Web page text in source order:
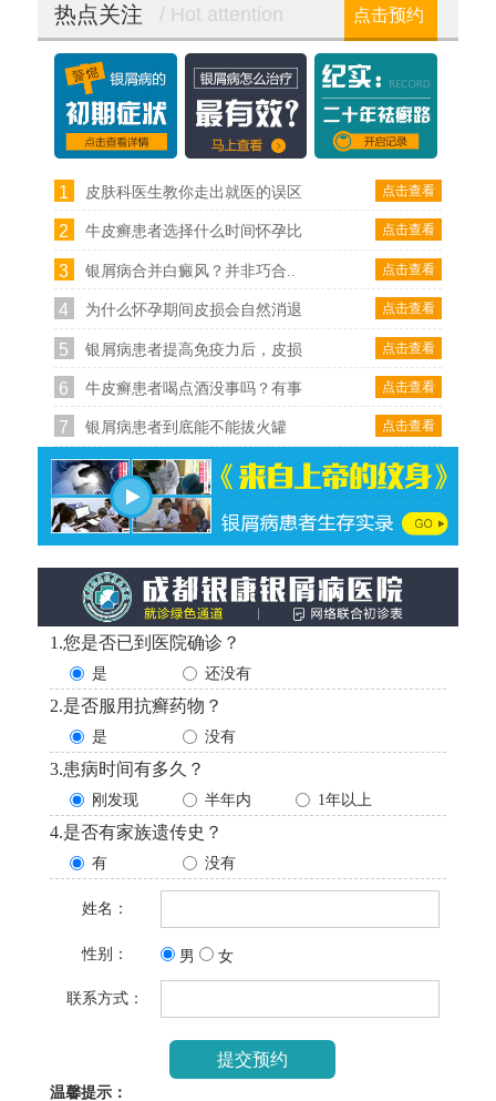
热点关注 / Hot attention 点击预约
1 点击查看
皮肤科医生教你走出就医的误区
2 点击查看
牛皮癣患者选择什么时间怀孕比
3 点击查看
银屑病合并白癜风？并非巧合..
4 点击查看
为什么怀孕期间皮损会自然消退
5 点击查看
银屑病患者提高免疫力后，皮损
6 点击查看
牛皮癣患者喝点酒没事吗？有事
7 点击查看
银屑病患者到底能不能拔火罐
1.您是否已到医院确诊？
是 还没有
2.是否服用抗癣药物？
是 没有
3.患病时间有多久？
刚发现 半年内 1年以上
4.是否有家族遗传史？
有 没有
姓名：
性别： 男 女
联系方式：
温馨提示：